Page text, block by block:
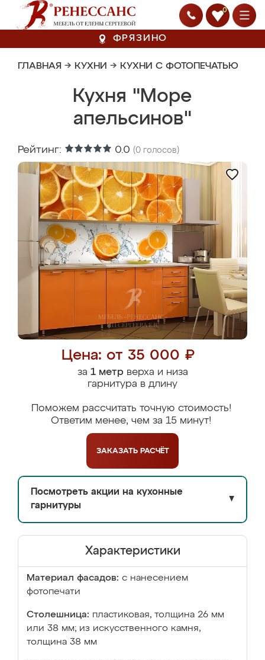
0
ФРЯЗИНО
ГЛАВНАЯ → КУХНИ → КУХНИ С ФОТОПЕЧАТЬЮ
Кухня "Море
апельсинов"
Рейтинг: 0.0 (0 голосов)
Цена: от 35 000 ₽
за 1 метрверха и низа
гарнитура в длину
Поможем рассчитать точную стоимость!
Ответим менее, чем за 15 минут!
ЗАКАЗАТЬ РАСЧЁТ
Посмотреть акции на кухонные
гарнитуры
▼
Характеристики
Материал фасадов: с нанесением
фотопечати
Столешница: пластиковая, толщина 26 мм
или 38 мм; из искусственного камня,
толщина 38 мм